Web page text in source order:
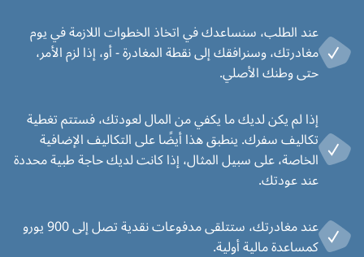
عند الطلب، سنساعدك في اتخاذ الخطوات اللازمة في يوم
مغادرتك، وسنرافقك إلى نقطة المغادرة - أو، إذا لزم الأمر،
حتى وطنك الأصلي.
إذا لم يكن لديك ما يكفي من المال لعودتك، فستتم تغطية
تكاليف سفرك. ينطبق هذا أيضًا على التكاليف الإضافية
الخاصة، على سبيل المثال، إذا كانت لديك حاجة طبية محددة
عند عودتك.
عند مغادرتك، ستتلقى مدفوعات نقدية تصل إلى 900 يورو
كمساعدة مالية أولية.